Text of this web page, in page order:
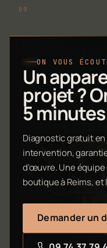
ON VOUS
Un
projet ?
5
Diagnostic gratuit
intervention,
d'œuvre. Une
boutique à Reims,
Demander un